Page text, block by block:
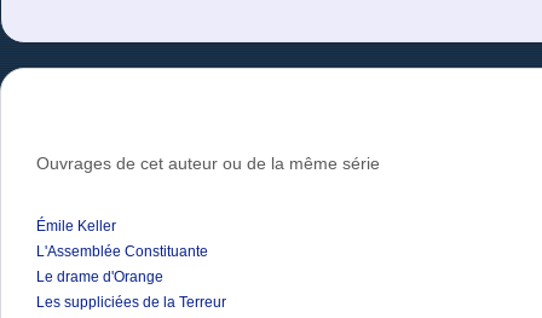
Ouvrages de cet auteur ou de la même série
Émile Keller
L'Assemblée Constituante
Le drame d'Orange
Les suppliciées de la Terreur